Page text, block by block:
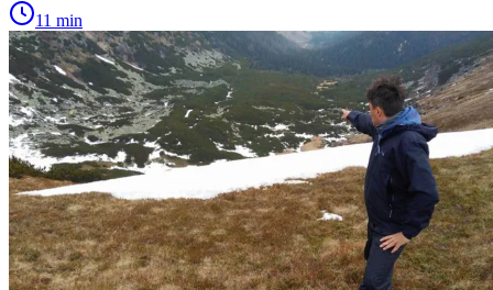
11 min